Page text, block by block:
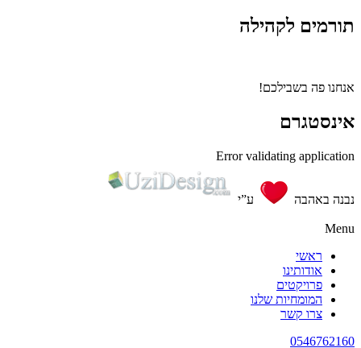
תורמים לקהילה
אנחנו פה בשבילכם!
אינסטגרם
Error validating application
נבנה באהבה ע”י
Menu
ראשי
אודותינו
פרויקטים
המומחיות שלנו
צרו קשר
0546762160